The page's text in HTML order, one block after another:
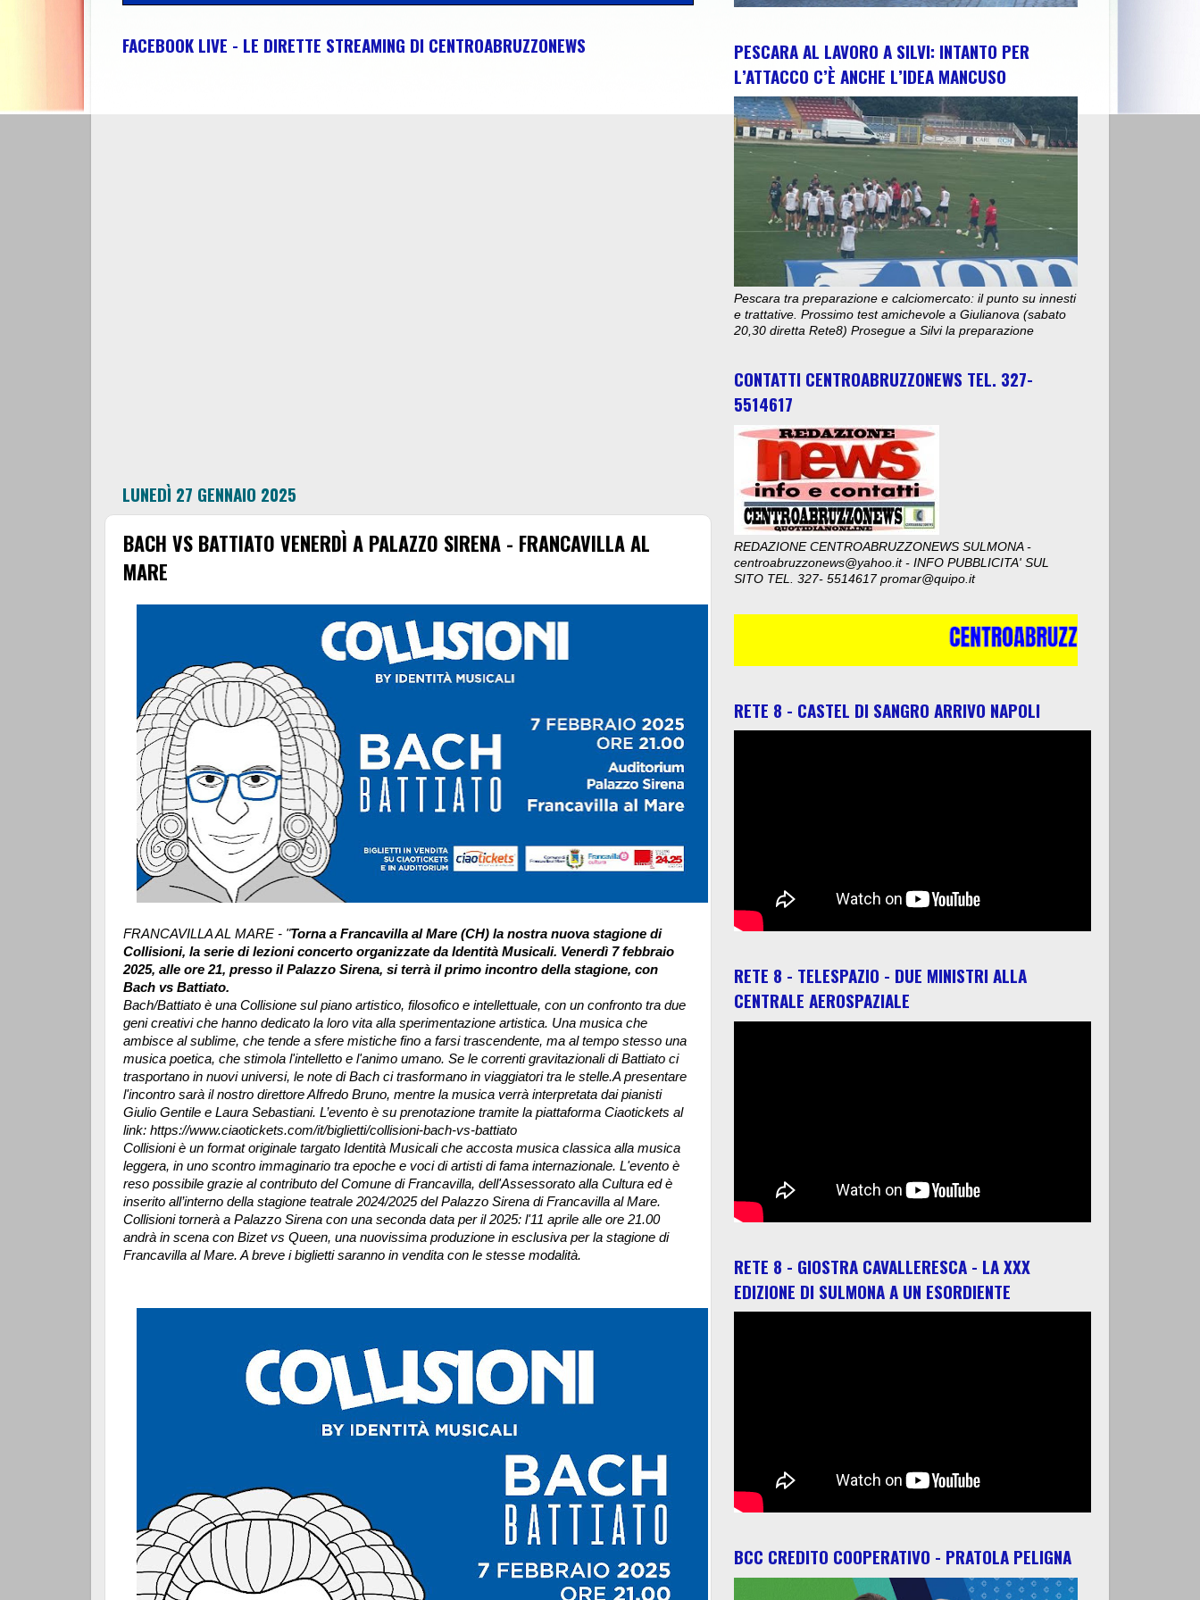
FACEBOOK LIVE - LE DIRETTE STREAMING DI CENTROABRUZZONEWS
LUNEDÌ 27 GENNAIO 2025
BACH VS BATTIATO VENERDÌ A PALAZZO SIRENA - FRANCAVILLA AL
MARE
FRANCAVILLA AL MARE - "Torna a Francavilla al Mare (CH) la nostra nuova stagione di
Collisioni, la serie di lezioni concerto organizzate da Identità Musicali. Venerdì 7 febbraio
2025, alle ore 21, presso il Palazzo Sirena, si terrà il primo incontro della stagione, con
Bach vs Battiato.
Bach/Battiato è una Collisione sul piano artistico, filosofico e intellettuale, con un confronto tra due
geni creativi che hanno dedicato la loro vita alla sperimentazione artistica. Una musica che
ambisce al sublime, che tende a sfere mistiche fino a farsi trascendente, ma al tempo stesso una
musica poetica, che stimola l'intelletto e l'animo umano. Se le correnti gravitazionali di Battiato ci
trasportano in nuovi universi, le note di Bach ci trasformano in viaggiatori tra le stelle.A presentare
l'incontro sarà il nostro direttore Alfredo Bruno, mentre la musica verrà interpretata dai pianisti
Giulio Gentile e Laura Sebastiani. L’evento è su prenotazione tramite la piattaforma Ciaotickets al
link: https://www.ciaotickets.com/it/biglietti/collisioni-bach-vs-battiato
Collisioni è un format originale targato Identità Musicali che accosta musica classica alla musica
leggera, in uno scontro immaginario tra epoche e voci di artisti di fama internazionale. L'evento è
reso possibile grazie al contributo del Comune di Francavilla, dell'Assessorato alla Cultura ed è
inserito all’interno della stagione teatrale 2024/2025 del Palazzo Sirena di Francavilla al Mare.
Collisioni tornerà a Palazzo Sirena con una seconda data per il 2025: l'11 aprile alle ore 21.00
andrà in scena con Bizet vs Queen, una nuovissima produzione in esclusiva per la stagione di
Francavilla al Mare. A breve i biglietti saranno in vendita con le stesse modalità.
PESCARA AL LAVORO A SILVI: INTANTO PER
L’ATTACCO C’È ANCHE L’IDEA MANCUSO
Pescara tra preparazione e calciomercato: il punto su innesti
e trattative. Prossimo test amichevole a Giulianova (sabato
20,30 diretta Rete8) Prosegue a Silvi la preparazione
CONTATTI CENTROABRUZZONEWS TEL. 327-
5514617
REDAZIONE CENTROABRUZZONEWS SULMONA -
centroabruzzonews@yahoo.it - INFO PUBBLICITA' SUL
SITO TEL. 327- 5514617 promar@quipo.it
RETE 8 - CASTEL DI SANGRO ARRIVO NAPOLI
RETE 8 - TELESPAZIO - DUE MINISTRI ALLA
CENTRALE AEROSPAZIALE
RETE 8 - GIOSTRA CAVALLERESCA - LA XXX
EDIZIONE DI SULMONA A UN ESORDIENTE
BCC CREDITO COOPERATIVO - PRATOLA PELIGNA